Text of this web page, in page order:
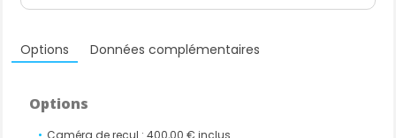
Options Données complémentaires
Options
Caméra de recul : 400,00 € inclus